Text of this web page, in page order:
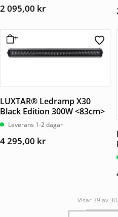
2 095,00 kr
LUXTAR® Ledramp X30
Black Edition 300W <83cm>
Leverans 1-2 dagar
4 295,00 kr
Visar 39 av